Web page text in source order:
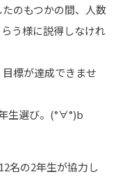
のもつかの間、人数
う様に説得しなけれ
標が達成できませ
生選び。(°∀°)b
名の2年生が協力し